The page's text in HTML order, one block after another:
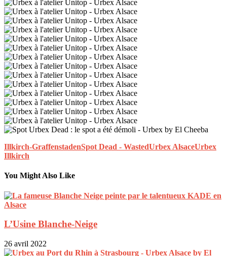
Illkirch-GraffenstadenSpot Dead - WastedUrbex AlsaceUrbex
Illkirch
You Might Also Like
L’Usine Blanche-Neige
26 avril 2022